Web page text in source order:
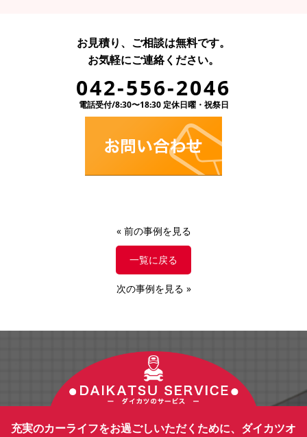
お見積り、ご相談は無料です。
お気軽にご連絡ください。
042-556-2046
電話受付/8:30〜18:30 定休日曜・祝祭日
« 前の事例を見る
一覧に戻る
次の事例を見る »
充実のカーライフをお過ごしいただくために、ダイカツオ